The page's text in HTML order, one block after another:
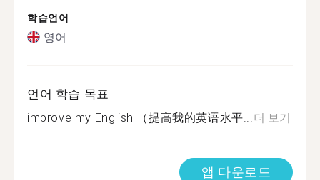
학습언어
영어
언어 학습 목표
improve my English （提高我的英语水平... 더 보기
앱 다운로드